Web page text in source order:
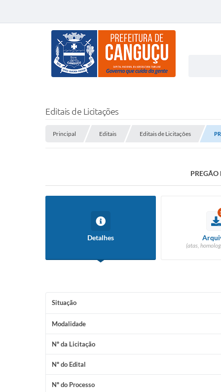
Editais de Licitações
Principal Editais Editais de Licitações
Detalhes
(atas,
Situação
Modalidade
Nº da Licitação
Nº do Edital
Nº do Processo